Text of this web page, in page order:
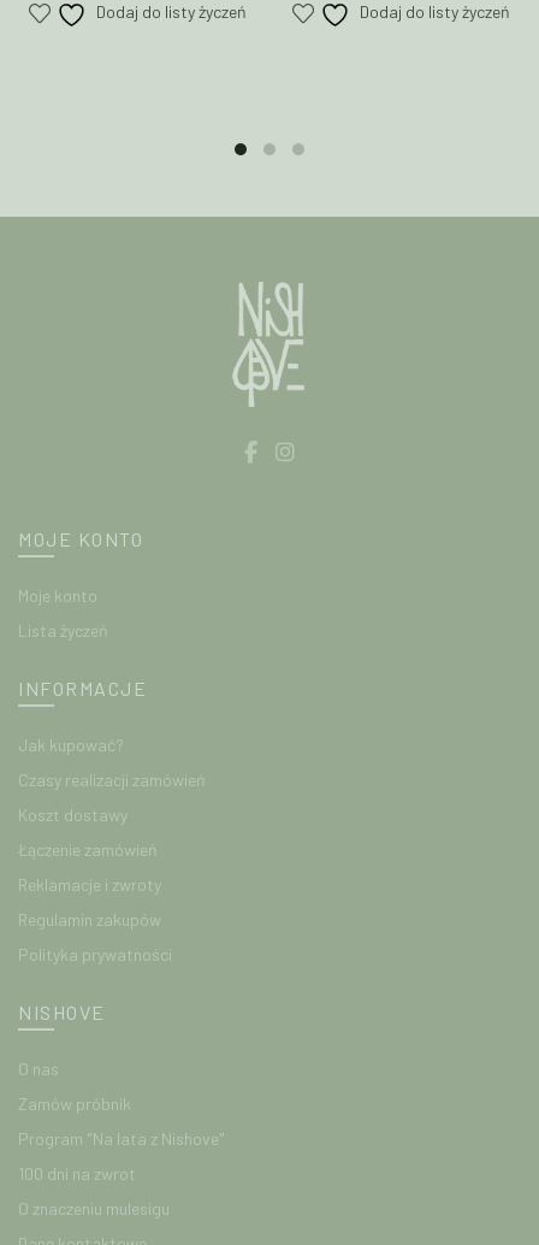
produkt
stronie
Dodaj do listy życzeń
Dodaj do listy życzeń
MOJE KONTO
Moje konto
Lista życzeń
INFORMACJE
Jak kupować?
Czasy realizacji zamówień
Koszt dostawy
Łączenie zamówień
Reklamacje i zwroty
Regulamin zakupów
Polityka prywatności
NISHOVE
O nas
Zamów próbnik
Program "Na lata z Nishove"
100 dni na zwrot
O znaczeniu mulesigu